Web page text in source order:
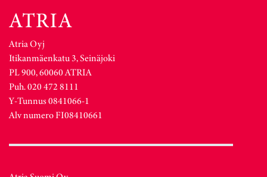
Atria Oyj
Itikanmäenkatu 3, Seinäjoki
PL 900, 60060 ATRIA
Puh. 020 472 8111
Y-Tunnus 0841066-1
Alv numero FI08410661